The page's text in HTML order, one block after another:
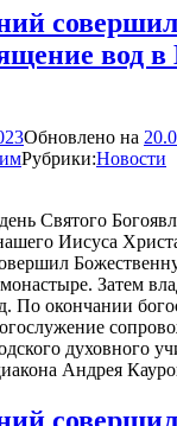
вод
Обновлено на
Рубрики:Новости
Святого
Иисуса
Затем
По окончании
духовного
Андрея
совершил